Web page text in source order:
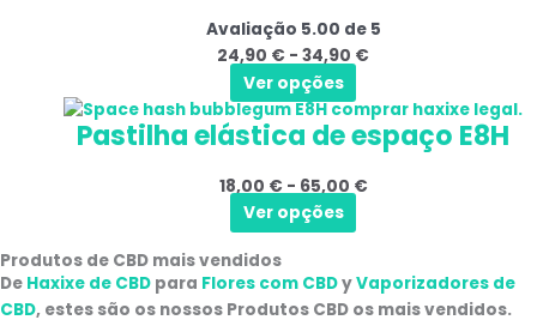
Avaliação 5.00 de 5
24,90 € - 34,90 €
34,90 €
Ver opções
As
opções
podem
ser
selecionadas
página
do
Pastilha elástica de espaço E8H
18,00 € - 65,00 €
Gama
de
18,00 €
Ver opções
Este
produto
várias
variantes.
As
podem
ser
Produtos de CBD mais vendidos
De Haxixe de CBD para Flores com CBDyVaporizadores de
CBD, estes são os nossos Produtos CBD os mais vendidos.